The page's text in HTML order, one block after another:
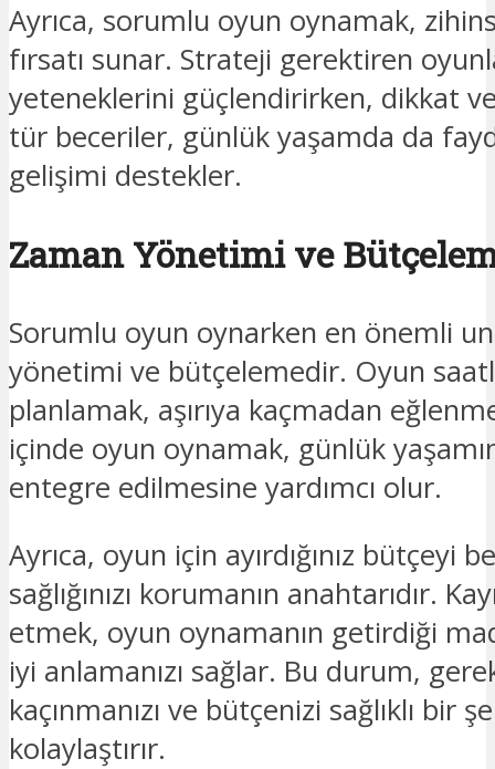
Ayrıca, sorumlu oyun oynamak,
fırsatı sunar. Strateji gerektiren
yeteneklerini güçlendirirken, dikkat
tür beceriler, günlük yaşamda da
gelişimi destekler.
Zaman Yönetimi ve
Sorumlu oyun oynarken en önemli
yönetimi ve bütçelemedir. Oyun
planlamak, aşırıya kaçmadan
içinde oyun oynamak, günlük
entegre edilmesine yardımcı olur.
Ayrıca, oyun için ayırdığınız bütçeyi
sağlığınızı korumanın anahtarıdır.
etmek, oyun oynamanın getirdiği
iyi anlamanızı sağlar. Bu durum,
kaçınmanızı ve bütçenizi sağlıklı bir
kolaylaştırır.